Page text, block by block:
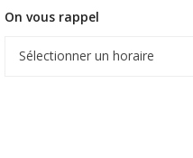
On vous rappel
Sélectionner un horaire